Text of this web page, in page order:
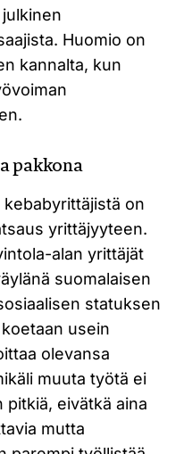
Huomio on
kannalta, kun
pakkona
on
yrittäjyyteen.
alan yrittäjät
suomalaisen
statuksen
usein
olevansa
muuta työtä ei
pitkiä, eivätkä aina
mutta